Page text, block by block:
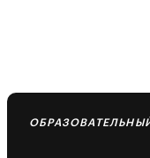
ОБРАЗОВАТЕЛЬНЫЙ